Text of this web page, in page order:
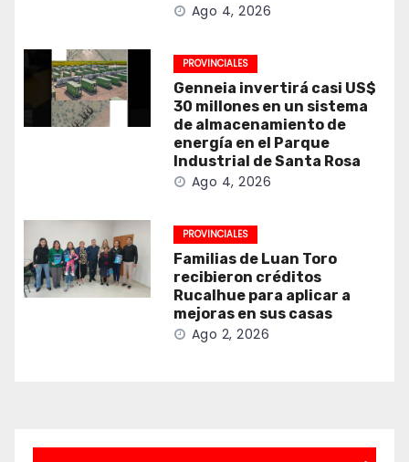
Ago 4, 2026
PROVINCIALES
Genneia invertirá casi US$
30 millones en un sistema
de almacenamiento de
energía en el Parque
Industrial de Santa Rosa
Ago 4, 2026
PROVINCIALES
Familias de Luan Toro
recibieron créditos
Rucalhue para aplicar a
mejoras en sus casas
Ago 2, 2026